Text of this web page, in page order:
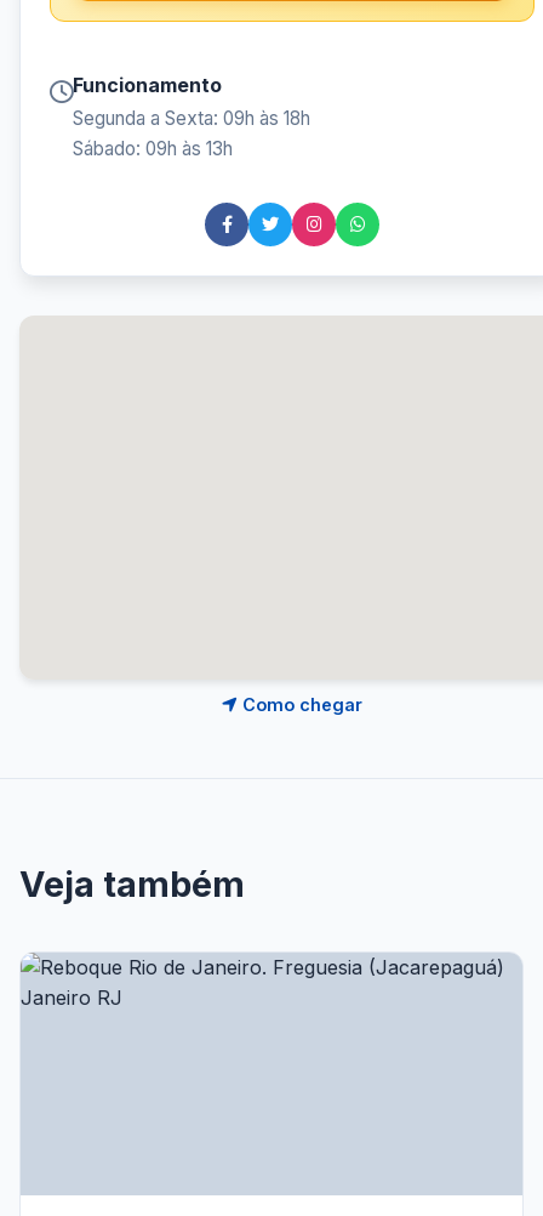
Funcionamento
Segunda a Sexta: 09h às 18h
Sábado: 09h às 13h
Como chegar
Veja também